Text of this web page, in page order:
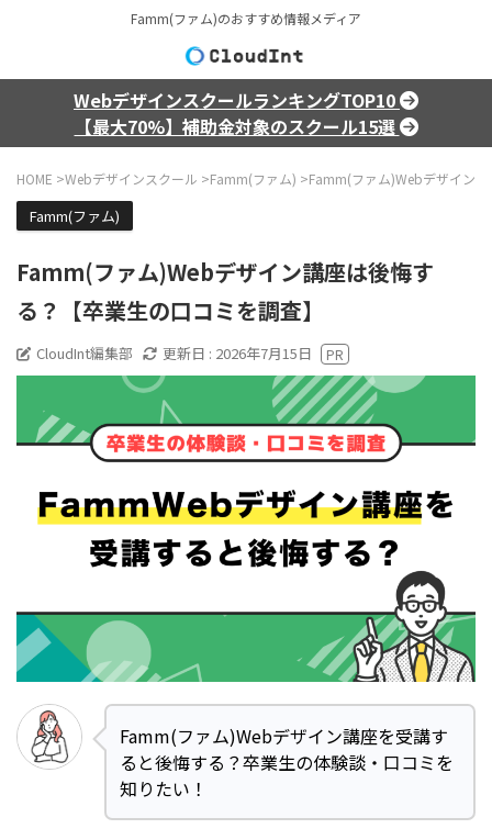
Famm(ファム)のおすすめ情報メディア
WebデザインスクールランキングTOP10
【最大70%】補助金対象のスクール15選
HOME >Webデザインスクール >Famm(ファム) >Famm(ファム)Webデザイン
Famm(ファム)
Famm(ファム)Webデザイン講座は後悔す
る？【卒業生の口コミを調査】
CloudInt編集部 更新日 : 2026年7月15日
Famm(ファム)Webデザイン講座を受講す
ると後悔する？卒業生の体験談・口コミを
知りたい！